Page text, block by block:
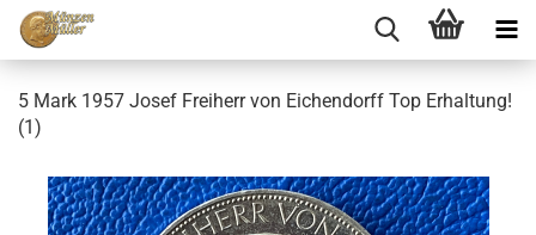
5 Mark 1957 Josef Freiherr von Eichendorff Top Erhaltung!
(1)